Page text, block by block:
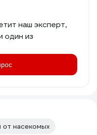
наш эксперт,
один из
от насекомых